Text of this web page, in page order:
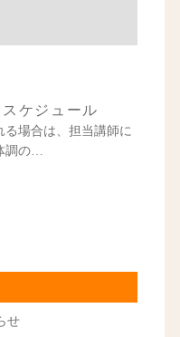
ケジュール
場合は、担当講師に
調の…
せ